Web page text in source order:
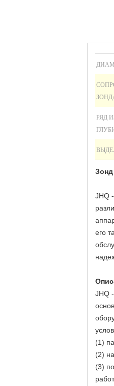
РЯД
Зонд
JHQ
его
JHQ
(1)
(2)
(3)